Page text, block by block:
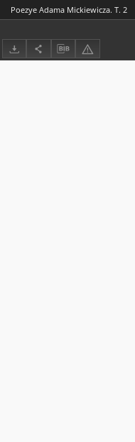
Poezye Adama Mickiewicza. T. 2